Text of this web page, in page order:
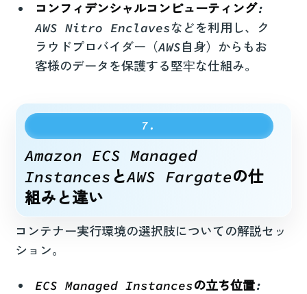
コンフィデンシャルコンピューティング:
AWS Nitro Enclavesなどを利用し、ク
ラウドプロバイダー（AWS自身）からもお
客様のデータを保護する堅牢な仕組み。
Amazon ECS Managed
InstancesとAWS Fargateの仕
組みと違い
コンテナー実行環境の選択肢についての解説セッ
ション。
ECS Managed Instancesの立ち位置: